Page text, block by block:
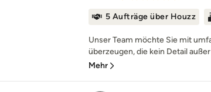
5 Aufträge über Houzz
Unser Team möchte Sie mit
überzeugen, die kein Detail
Mehr